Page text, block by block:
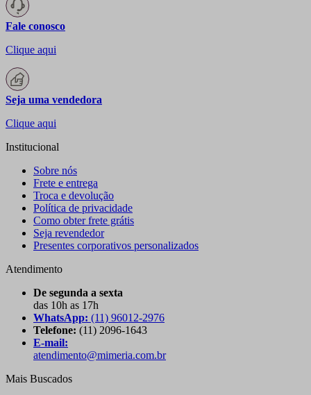
Fale conosco
Clique aqui
Seja uma vendedora
Clique aqui
Institucional
Sobre nós
Frete e entrega
Troca e devolução
Política de privacidade
Como obter frete grátis
Seja revendedor
Presentes corporativos personalizados
Atendimento
De segunda a sexta
das 10h as 17h
WhatsApp: (11) 96012-2976
Telefone: (11) 2096-1643
E-mail:
atendimento@mimeria.com.br
Mais Buscados